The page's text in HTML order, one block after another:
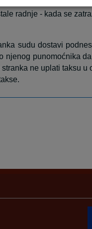
radnje - kada se
sudu dostavi
njenog punomoćnika
stranka ne uplati taksu u